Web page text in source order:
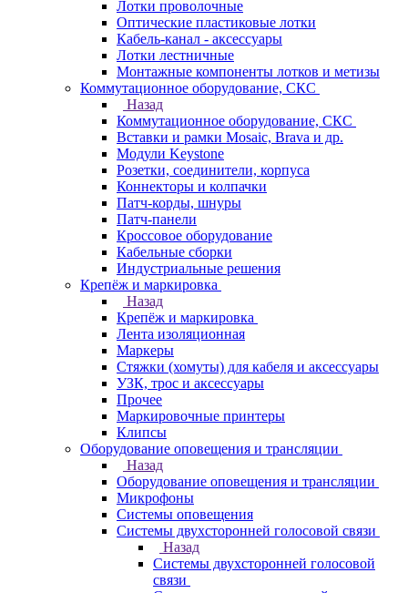
Лотки проволочные
Оптические пластиковые лотки
Кабель-канал - аксессуары
Лотки лестничные
Монтажные компоненты лотков и метизы
Коммутационное оборудование, СКС
Назад
Коммутационное оборудование, СКС
Вставки и рамки Mosaic, Brava и др.
Модули Keystone
Розетки, соединители, корпуса
Коннекторы и колпачки
Патч-корды, шнуры
Патч-панели
Кроссовое оборудование
Кабельные сборки
Индустриальные решения
Крепёж и маркировка
Назад
Крепёж и маркировка
Лента изоляционная
Маркеры
Стяжки (хомуты) для кабеля и аксессуары
УЗК, трос и аксессуары
Прочее
Маркировочные принтеры
Клипсы
Оборудование оповещения и трансляции
Назад
Оборудование оповещения и трансляции
Микрофоны
Системы оповещения
Системы двухсторонней голосовой связи
Назад
Системы двухсторонней голосовой
связи